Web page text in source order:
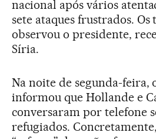
nacional após vários
sete ataques frustrados.
observou o presidente,
Síria.
Na noite de segunda-feira,
informou que Hollande e
conversaram por telefone
refugiados.